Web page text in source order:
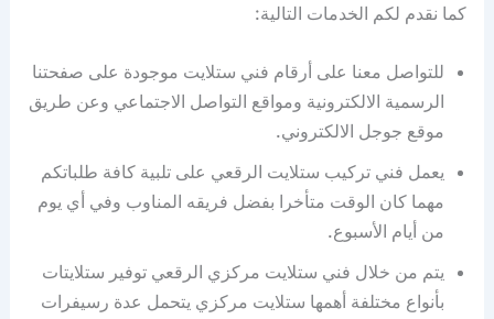
كما نقدم لكم الخدمات التالية:
للتواصل معنا على أرقام فني ستلايت موجودة على صفحتنا
الرسمية الالكترونية ومواقع التواصل الاجتماعي وعن طريق
موقع جوجل الالكتروني.
يعمل فني تركيب ستلايت الرقعي على تلبية كافة طلباتكم
مهما كان الوقت متأخرا بفضل فريقه المناوب وفي أي يوم
من أيام الأسبوع.
يتم من خلال فني ستلايت مركزي الرقعي توفير ستلايتات
بأنواع مختلفة أهمها ستلايت مركزي يتحمل عدة رسيفرات